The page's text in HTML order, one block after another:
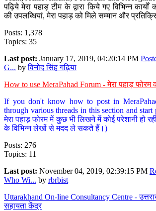
पढ़िये मेरा पहाड़ टीम के द्वारा किये गए विभिन्न कार्यों
की उपलब्धियां, मेरा पहाड़ को मिले सम्मान और
Posts: 1,378
Topics: 35
Last post: January 17, 2019, 04:20:14 PM
G... byविनोद सिंह गढ़िया
How to use MeraPahad Forum - मेरा पहाड़
If you don't know how to post in
through various threads in this section and
मेरा पहाड़ फोरम में कुछ भी लिखने में कोई परेशानी हो
के विभिन्न लेखों से मदद ले सकते हैं।)
Posts: 276
Topics: 11
Last post: November 04, 2019, 02:39:15 PM
Who Wi... by rbrbist
Uttarakhand On-line Consultancy Centre -
सहायता केंद्र